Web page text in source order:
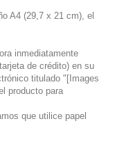
A4 (29,7 x 21 cm), el
inmediatamente
de crédito) en su
titulado "[Images
producto para
que utilice papel